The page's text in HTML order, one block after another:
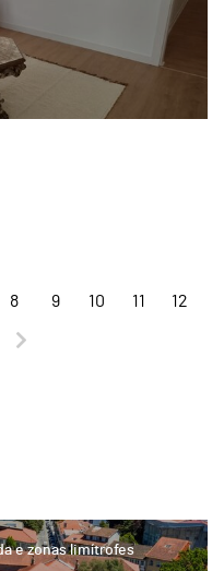
8 9 10 11 12
e zonas limítrofes